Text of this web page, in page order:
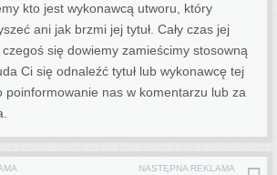
kto jest wykonawcą utworu, który
ani jak brzmi jej tytuł. Cały czas jej
się dowiemy zamieścimy stosowną
Ci się odnaleźć tytuł lub wykonawcę tej
poinformowanie nas w komentarzu lub za
NASTĘPNA REKLAMA